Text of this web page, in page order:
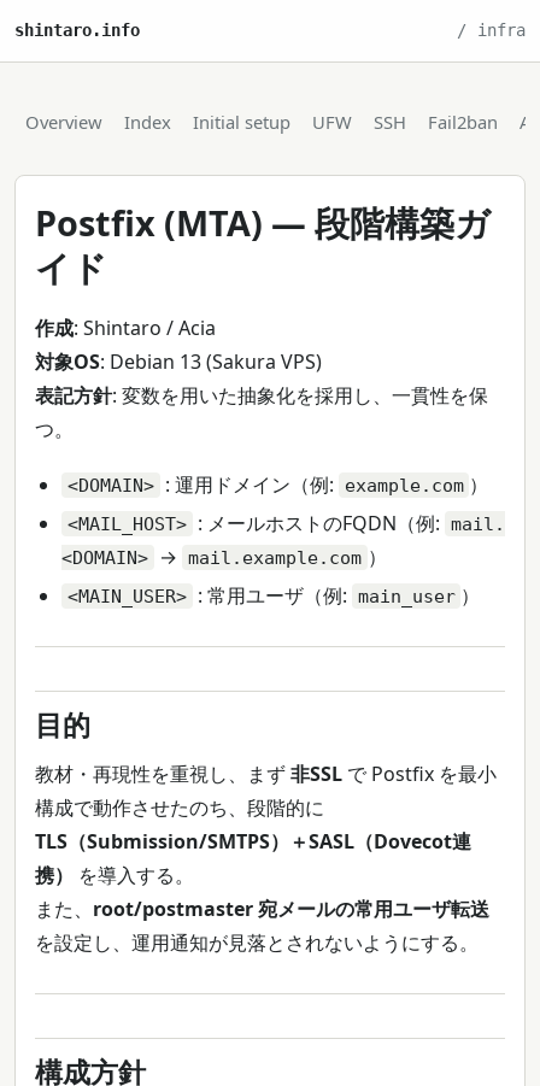
shintaro.info infra
Overview Index Initial setup UFW SSH Fail2ban
Postfix (MTA) — 段階構築ガ
イド
作成: Shintaro / Acia
対象OS: Debian 13 (Sakura VPS)
表記方針: 変数を用いた抽象化を採用し、一貫性を保
つ。
<DOMAIN> : 運用ドメイン（例: example.com ）
<MAIL_HOST> : メールホストのFQDN（例: mail.
<DOMAIN>
→ mail.example.com ）
<MAIN_USER> : 常用ユーザ（例: main_user ）
目的
教材・再現性を重視し、まず非SSL で Postfix を最小
構成で動作させたのち、段階的に
TLS（Submission/SMTPS）＋SASL（Dovecot連
携）
を導入する。
また、 root/postmaster 宛メールの常用ユーザ転送
を設定し、運用通知が見落とされないようにする。
構成方針